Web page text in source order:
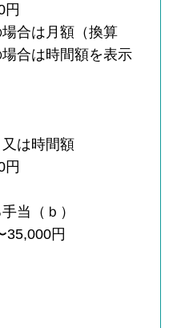
円
合は月額（換算
合は時間額を表示
は時間額
円
当（ｂ）
35,000円